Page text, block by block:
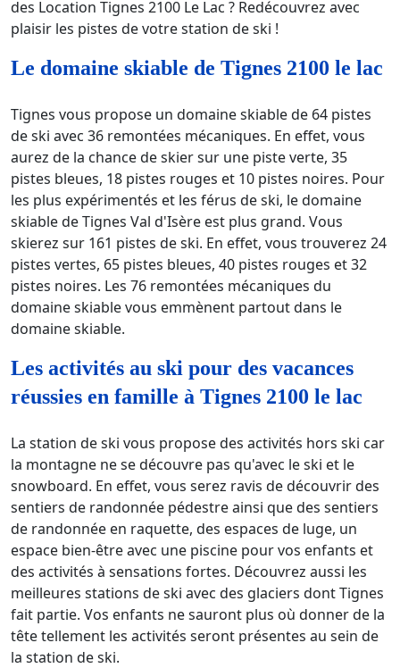
des Location Tignes 2100 Le Lac ? Redécouvrez avec
plaisir les pistes de votre station de ski !
Le domaine skiable de Tignes 2100 le lac
Tignes vous propose un domaine skiable de 64 pistes
de ski avec 36 remontées mécaniques. En effet, vous
aurez de la chance de skier sur une piste verte, 35
pistes bleues, 18 pistes rouges et 10 pistes noires. Pour
les plus expérimentés et les férus de ski, le domaine
skiable de Tignes Val d'Isère est plus grand. Vous
skierez sur 161 pistes de ski. En effet, vous trouverez 24
pistes vertes, 65 pistes bleues, 40 pistes rouges et 32
pistes noires. Les 76 remontées mécaniques du
domaine skiable vous emmènent partout dans le
domaine skiable.
Les activités au ski pour des vacances
réussies en famille à Tignes 2100 le lac
La station de ski vous propose des activités hors ski car
la montagne ne se découvre pas qu'avec le ski et le
snowboard. En effet, vous serez ravis de découvrir des
sentiers de randonnée pédestre ainsi que des sentiers
de randonnée en raquette, des espaces de luge, un
espace bien-être avec une piscine pour vos enfants et
des activités à sensations fortes. Découvrez aussi les
meilleures stations de ski avec des glaciers dont Tignes
fait partie. Vos enfants ne sauront plus où donner de la
tête tellement les activités seront présentes au sein de
la station de ski.